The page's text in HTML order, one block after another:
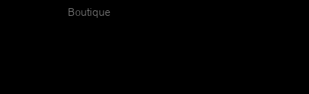
Boutique